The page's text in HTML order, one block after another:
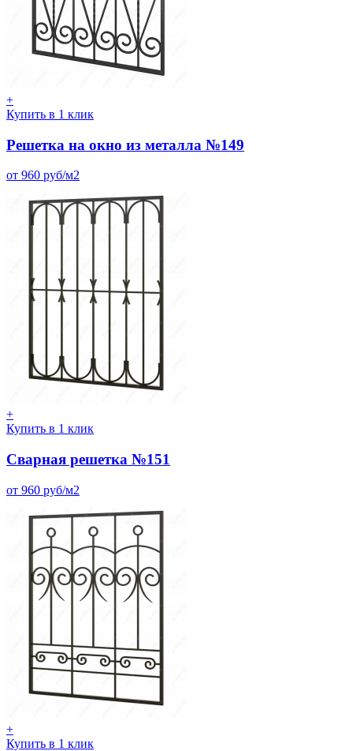
+
Купить в 1 клик
Решетка на окно из металла №149
от 960 руб/м2
+
Купить в 1 клик
Сварная решетка №151
от 960 руб/м2
+
Купить в 1 клик